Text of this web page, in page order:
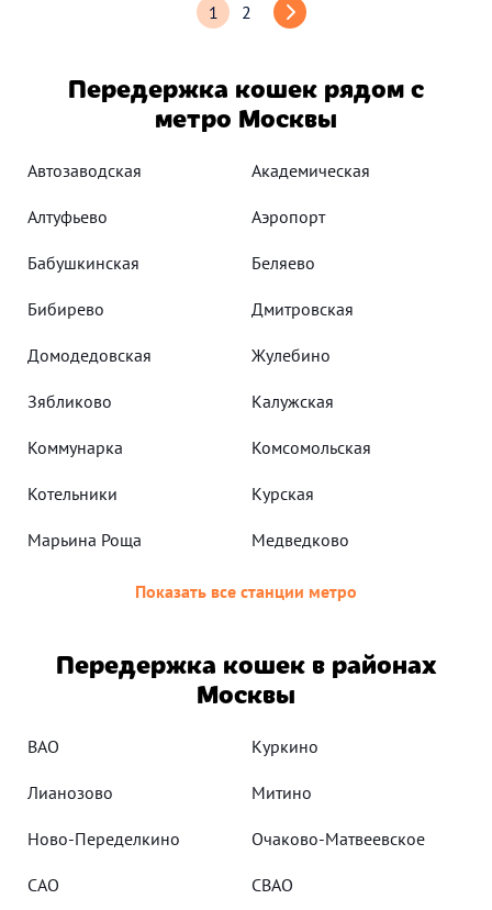
1 2
Передержка кошек рядом с
метро Москвы
Автозаводская Академическая
Алтуфьево Аэропорт
Бабушкинская Беляево
Бибирево Дмитровская
Домодедовская Жулебино
Зябликово Калужская
Коммунарка Комсомольская
Котельники Курская
Марьина Роща Медведково
Показать все станции метро
Передержка кошек в районах
Москвы
ВАО Куркино
Лианозово Митино
Ново-Переделкино Очаково-Матвеевское
САО СВАО